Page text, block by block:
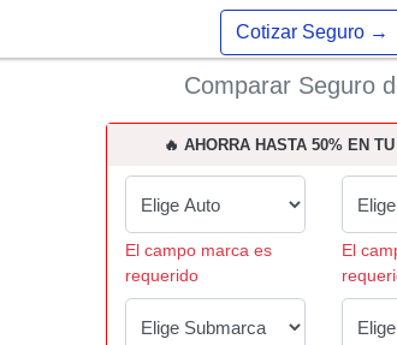
Cotizar Seguro →
Comparar Seguro
🔥 AHORRA HASTA 50% EN
El campo marca es
requerido
El